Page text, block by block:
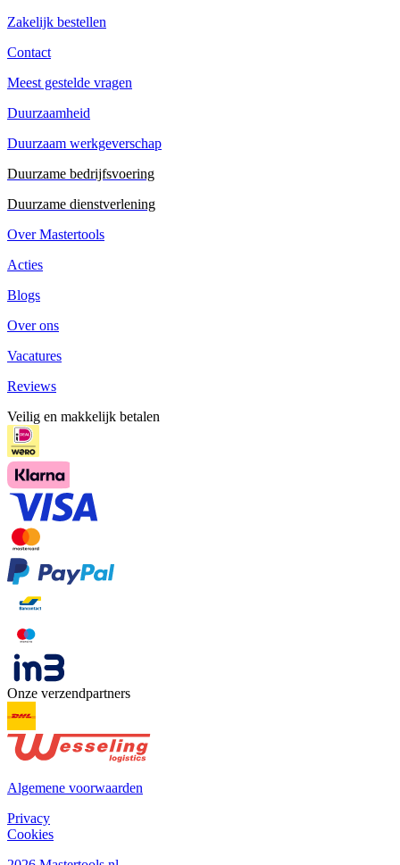
Zakelijk bestellen
Contact
Meest gestelde vragen
Duurzaamheid
Duurzaam werkgeverschap
Duurzame bedrijfsvoering
Duurzame dienstverlening
Over Mastertools
Acties
Blogs
Over ons
Vacatures
Reviews
Veilig en makkelijk betalen
Onze verzendpartners
Algemene voorwaarden
Privacy
Cookies